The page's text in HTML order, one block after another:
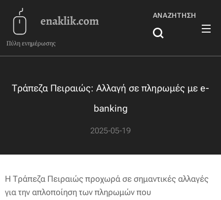
enaklik.com
Πύλη ενημέρωσης
ΑΝΑΖΉΤΗΣΗ
Τράπεζα Πειραιώς: Αλλαγή σε πληρωμές με e-
banking
2025-05-19
Η Τράπεζα Πειραιώς προχωρά σε σημαντικές αλλαγές
για την απλοποίηση των πληρωμών που